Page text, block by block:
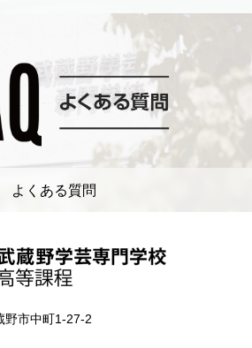
よくある質問
野市中町1-27-2